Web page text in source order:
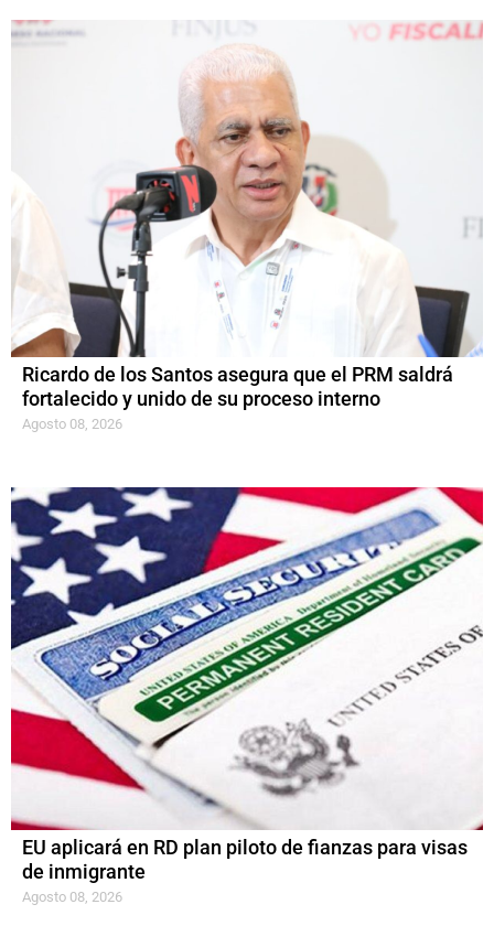
Ricardo de los Santos asegura que el PRM saldrá
fortalecido y unido de su proceso interno
Agosto 08, 2026
EU aplicará en RD plan piloto de fianzas para visas
de inmigrante
Agosto 08, 2026